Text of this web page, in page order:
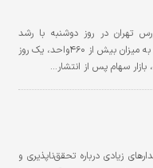
تهران در روز دوشنبه با رشد
۷‌هزار‌واحدی و شاخص‌کل هموزن نیز با رشد اندک به میزان بیش از ۴۶۰‌واحد، یک روز
بازار سهام پس از انتشار…
زیادی درباره تحقق‌‌ناپذیری و